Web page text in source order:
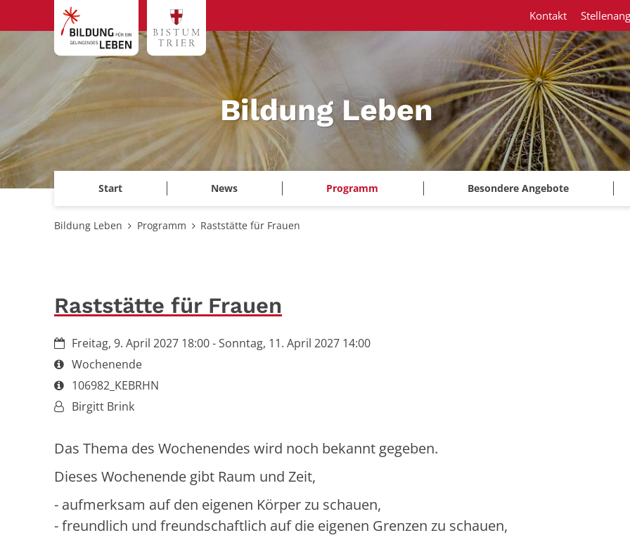
Zum Inhalt springen
Bildung Leben
Start News Programm Besondere Angebote
Kontakt
Bildung Leben Programm Raststätte für Frauen
Raststätte für Frauen
Datum:Freitag, 9. April 2027 18:00 - Sonntag, 11. April 2027 14:00
Art bzw. Nummer:
Wochenende
Art bzw. Nummer:
106982_KEBRHN
Von:Birgitt Brink
Das Thema des Wochenendes wird noch bekannt gegeben.
Dieses Wochenende gibt Raum und Zeit,
- aufmerksam auf den eigenen Körper zu schauen,
- freundlich und freundschaftlich auf die eigenen Grenzen zu schauen,